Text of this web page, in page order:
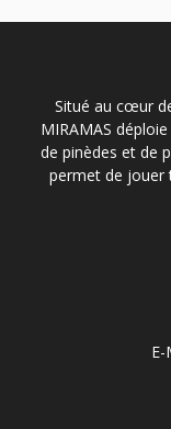
Situé au cœur
MIRAMAS
de pinèdes et de
permet de jouer
E-